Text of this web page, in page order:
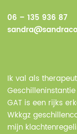
06 – 135 936 87
Ik val als
GAT is een rijks
Wkkgz
mijn